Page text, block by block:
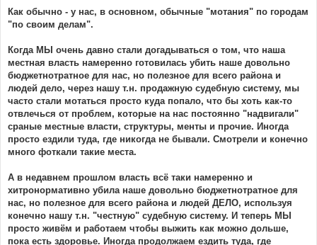
Как обычно - у нас, в основном, обычные "мотания" по городам
"по своим делам".
Когда МЫ очень давно стали догадываться о том, что наша
местная власть намеренно готовилась убить наше довольно
бюджетнотратное для нас, но полезное для всего района и
людей дело, через нашу т.н. продажную судебную систему, мы
часто стали мотаться просто куда попало, что бы хоть как-то
отвлечься от проблем, которые на нас постоянно "надвигали"
сраные местные власти, структуры, менты и прочие. Иногда
просто ездили туда, где никогда не бывали. Смотрели и конечно
много фоткали такие места.
А в недавнем прошлом власть всё таки намеренно и
хитронормативно убила наше довольно бюджетнотратное для
нас, но полезное для всего района и людей ДЕЛО, используя
конечно нашу т.н. "честную" судебную систему. И теперь МЫ
просто живём и работаем чтобы выжить как можно дольше,
пока есть здоровье. Иногда продолжаем ездить туда, где